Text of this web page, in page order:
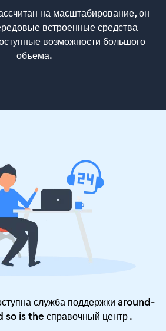
на масштабирование, он
встроенные средства
возможности большого
объема.
служба поддержки around-
so is theсправочный центр.